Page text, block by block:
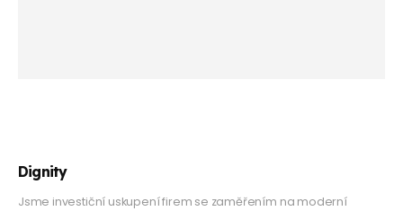
Dignity
Jsme investiční uskupení firem se zaměřením na moderní